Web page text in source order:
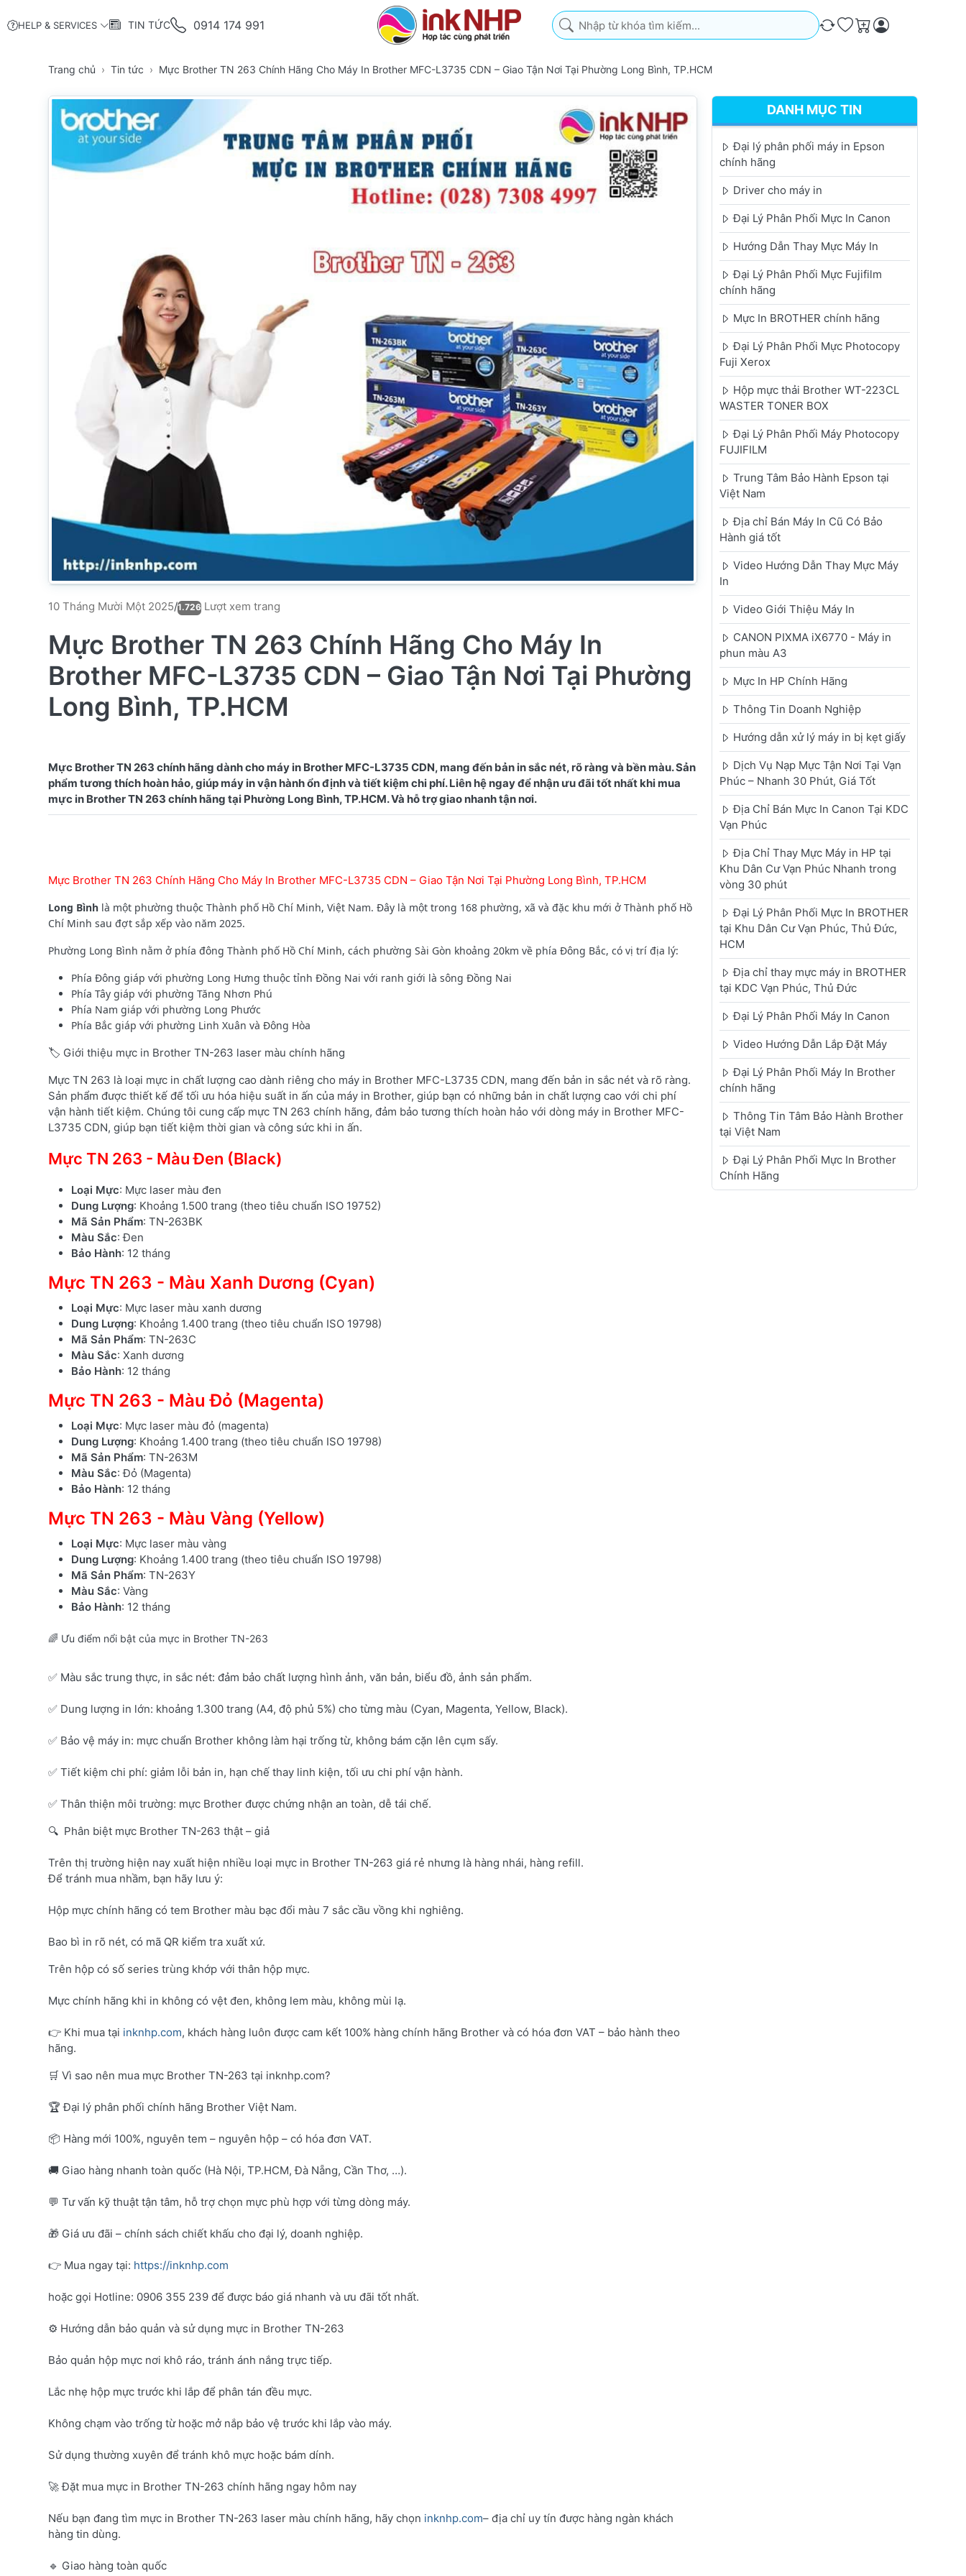
HELP & SERVICES TIN TỨC 0914 174 991
Nhập từ khóa tìm kiếm. Kết quả sẽ tự động xuất hiện khi bạn nhập. Nhấn phím
So sánh
Ưa thích
Giỏ hàng
Trang chủ Tin tức Mực Brother TN 263 Chính Hãng Cho Máy In Brother MFC-L3735 CDN – Giao Tận Nơi Tại Phường Long Bình, TP.HCM
10 Tháng Mười Một 2025/1.726 Lượt xem trang
Mực Brother TN 263 Chính Hãng Cho Máy In
Brother MFC-L3735 CDN – Giao Tận Nơi Tại Phường
Long Bình, TP.HCM
Mực Brother TN 263 chính hãng dành cho máy in Brother MFC-L3735 CDN, mang đến bản in sắc nét, rõ ràng và bền màu. Sản
phẩm tương thích hoàn hảo, giúp máy in vận hành ổn định và tiết kiệm chi phí. Liên hệ ngay để nhận ưu đãi tốt nhất khi mua
Mực Brother TN 263 Chính Hãng Cho Máy In Brother MFC-L3735 CDN – Giao Tận Nơi Tại Phường Long Bình, TP.HCM
Long Bình là một phường thuộc Thành phố Hồ Chí Minh, Việt Nam. Đây là một trong 168 phường, xã và đặc khu mới ở Thành phố Hồ
Chí Minh sau đợt sắp xếp vào năm 2025.
Phường Long Bình nằm ở phía đông Thành phố Hồ Chí Minh, cách phường Sài Gòn khoảng 20km về phía Đông Bắc, có vị trí địa lý:
Phía Đông giáp với phường Long Hưng thuộc tỉnh Đồng Nai với ranh giới là sông Đồng Nai
Phía Tây giáp với phường Tăng Nhơn Phú
Phía Nam giáp với phường Long Phước
Phía Bắc giáp với phường Linh Xuân và Đông Hòa
🏷️ Giới thiệu mực in Brother TN-263 laser màu chính hãng
Mực TN 263 là loại mực in chất lượng cao dành riêng cho máy in Brother MFC-L3735 CDN, mang đến bản in sắc nét và rõ ràng.
Sản phẩm được thiết kế để tối ưu hóa hiệu suất in ấn của máy in Brother, giúp bạn có những bản in chất lượng cao với chi phí
vận hành tiết kiệm. Chúng tôi cung cấp mực TN 263 chính hãng, đảm bảo tương thích hoàn hảo với dòng máy in Brother MFC-
L3735 CDN, giúp bạn tiết kiệm thời gian và công sức khi in ấn.
Mực TN 263 - Màu Đen (Black)
Loại Mực: Mực laser màu đen
Dung Lượng: Khoảng 1.500 trang (theo tiêu chuẩn ISO 19752)
Mã Sản Phẩm: TN-263BK
Màu Sắc: Đen
Bảo Hành: 12 tháng
Mực TN 263 - Màu Xanh Dương (Cyan)
Loại Mực: Mực laser màu xanh dương
Dung Lượng: Khoảng 1.400 trang (theo tiêu chuẩn ISO 19798)
Mã Sản Phẩm: TN-263C
Màu Sắc: Xanh dương
Bảo Hành: 12 tháng
Mực TN 263 - Màu Đỏ (Magenta)
Loại Mực: Mực laser màu đỏ (magenta)
Dung Lượng: Khoảng 1.400 trang (theo tiêu chuẩn ISO 19798)
Mã Sản Phẩm: TN-263M
Màu Sắc: Đỏ (Magenta)
Bảo Hành: 12 tháng
Mực TN 263 - Màu Vàng (Yellow)
Loại Mực: Mực laser màu vàng
Dung Lượng: Khoảng 1.400 trang (theo tiêu chuẩn ISO 19798)
Mã Sản Phẩm: TN-263Y
Màu Sắc: Vàng
Bảo Hành: 12 tháng
🌈 Ưu điểm nổi bật của mực in Brother TN-263
✅ Màu sắc trung thực, in sắc nét: đảm bảo chất lượng hình ảnh, văn bản, biểu đồ, ảnh sản phẩm.
✅ Dung lượng in lớn: khoảng 1.300 trang (A4, độ phủ 5%) cho từng màu (Cyan, Magenta, Yellow, Black).
✅ Bảo vệ máy in: mực chuẩn Brother không làm hại trống từ, không bám cặn lên cụm sấy.
✅ Tiết kiệm chi phí: giảm lỗi bản in, hạn chế thay linh kiện, tối ưu chi phí vận hành.
✅ Thân thiện môi trường: mực Brother được chứng nhận an toàn, dễ tái chế.
🔍 Phân biệt mực Brother TN-263 thật – giả
Trên thị trường hiện nay xuất hiện nhiều loại mực in Brother TN-263 giá rẻ nhưng là hàng nhái, hàng refill.
Để tránh mua nhầm, bạn hãy lưu ý:
Hộp mực chính hãng có tem Brother màu bạc đổi màu 7 sắc cầu vồng khi nghiêng.
Bao bì in rõ nét, có mã QR kiểm tra xuất xứ.
Trên hộp có số series trùng khớp với thân hộp mực.
Mực chính hãng khi in không có vệt đen, không lem màu, không mùi lạ.
👉 Khi mua tại inknhp.com, khách hàng luôn được cam kết 100% hàng chính hãng Brother và có hóa đơn VAT – bảo hành theo
hãng.
🛒 Vì sao nên mua mực Brother TN-263 tại inknhp.com?
🏆 Đại lý phân phối chính hãng Brother Việt Nam.
📦 Hàng mới 100%, nguyên tem – nguyên hộp – có hóa đơn VAT.
🚚 Giao hàng nhanh toàn quốc (Hà Nội, TP.HCM, Đà Nẵng, Cần Thơ, …).
💬 Tư vấn kỹ thuật tận tâm, hỗ trợ chọn mực phù hợp với từng dòng máy.
🎁 Giá ưu đãi – chính sách chiết khấu cho đại lý, doanh nghiệp.
👉 Mua ngay tại: https://inknhp.com
hoặc gọi Hotline: 0906 355 239 để được báo giá nhanh và ưu đãi tốt nhất.
⚙️ Hướng dẫn bảo quản và sử dụng mực in Brother TN-263
Bảo quản hộp mực nơi khô ráo, tránh ánh nắng trực tiếp.
Lắc nhẹ hộp mực trước khi lắp để phân tán đều mực.
Không chạm vào trống từ hoặc mở nắp bảo vệ trước khi lắp vào máy.
Sử dụng thường xuyên để tránh khô mực hoặc bám dính.
🚀 Đặt mua mực in Brother TN-263 chính hãng ngay hôm nay
Nếu bạn đang tìm mực in Brother TN-263 laser màu chính hãng, hãy chọn inknhp.com– địa chỉ uy tín được hàng ngàn khách
hàng tin dùng.
🔹 Giao hàng toàn quốc
DANH MỤC TIN
Đại lý phân phối máy in Epson
chính hãng
Driver cho máy in
Đại Lý Phân Phối Mực In Canon
Hướng Dẫn Thay Mực Máy In
Đại Lý Phân Phối Mực Fujifilm
chính hãng
Mực In BROTHER chính hãng
Đại Lý Phân Phối Mực Photocopy
Fuji Xerox
Hộp mực thải Brother WT-223CL
WASTER TONER BOX
Đại Lý Phân Phối Máy Photocopy
FUJIFILM
Trung Tâm Bảo Hành Epson tại
Việt Nam
Địa chỉ Bán Máy In Cũ Có Bảo
Hành giá tốt
Video Hướng Dẫn Thay Mực Máy
In
Video Giới Thiệu Máy In
CANON PIXMA iX6770 - Máy in
phun màu A3
Mực In HP Chính Hãng
Thông Tin Doanh Nghiệp
Hướng dẫn xử lý máy in bị kẹt giấy
Dịch Vụ Nạp Mực Tận Nơi Tại Vạn
Phúc – Nhanh 30 Phút, Giá Tốt
Địa Chỉ Bán Mực In Canon Tại KDC
Vạn Phúc
Địa Chỉ Thay Mực Máy in HP tại
Khu Dân Cư Vạn Phúc Nhanh trong
vòng 30 phút
Đại Lý Phân Phối Mực In BROTHER
tại Khu Dân Cư Vạn Phúc, Thủ Đức,
HCM
Địa chỉ thay mực máy in BROTHER
tại KDC Vạn Phúc, Thủ Đức
Đại Lý Phân Phối Máy In Canon
Video Hướng Dẫn Lắp Đặt Máy
Đại Lý Phân Phối Máy In Brother
chính hãng
Thông Tin Tâm Bảo Hành Brother
tại Việt Nam
Đại Lý Phân Phối Mực In Brother
Chính Hãng